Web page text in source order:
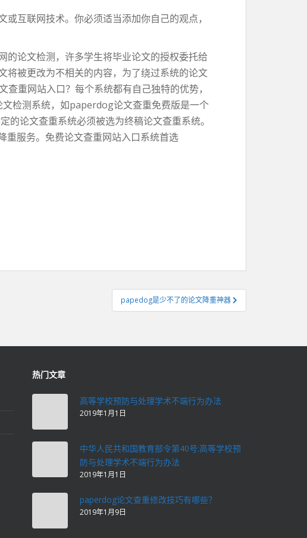
互联网技术。你必须适当添加你自己的观点，
的论文检测，许多学生将毕业论文的授权委托给
将被更改为不相关的内容，为了绕过系统的论文
重网站入口？每个系统都有自己独特的优势，
检测系统，如paperdog论文查重免费版是一个
论文查重系统必须被选为终稿论文查重系统。
服务。免费论文查重网站入口系统首选
papedog是少不了的论文降重神器
热门文章
高等学校预防与处理学术不端行为办法
2019年1月1日
中华人民共和国教育部令第40号:高等学校预
防与处理学术不端行为办法
2019年1月1日
paperdog论文查重修改技巧有哪些？
2019年1月9日